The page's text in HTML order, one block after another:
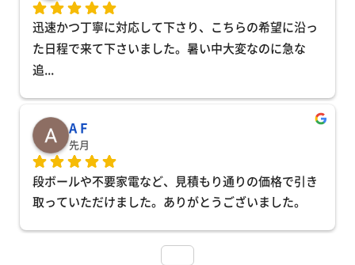
迅速かつ丁寧に対応して下さり、こちらの希望に沿っ
た日程で来て下さいました。暑い中大変なのに急な
追...
A F
先月
段ボールや不要家電など、見積もり通りの価格で引き
取っていただけました。ありがとうございました。